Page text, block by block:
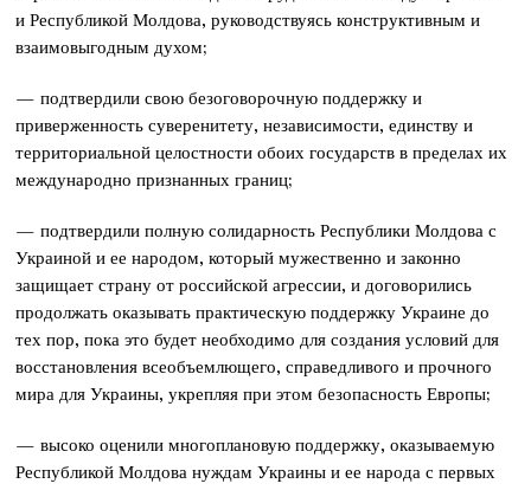
и Республикой Молдова, руководствуясь конструктивным и
взаимовыгодным духом;
— подтвердили свою безоговорочную поддержку и
приверженность суверенитету, независимости, единству и
территориальной целостности обоих государств в пределах их
международно признанных границ;
— подтвердили полную солидарность Республики Молдова с
Украиной и ее народом, который мужественно и законно
защищает страну от российской агрессии, и договорились
продолжать оказывать практическую поддержку Украине до
тех пор, пока это будет необходимо для создания условий для
восстановления всеобъемлющего, справедливого и прочного
мира для Украины, укрепляя при этом безопасность Европы;
— высоко оценили многоплановую поддержку, оказываемую
Республикой Молдова нуждам Украины и ее народа с первых